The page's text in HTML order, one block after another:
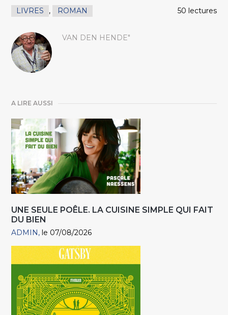
LIVRES , ROMAN 50 lectures
VAN DEN HENDE"
A LIRE AUSSI
UNE SEULE POÊLE. LA CUISINE SIMPLE QUI FAIT
DU BIEN
ADMIN le 07/08/2026